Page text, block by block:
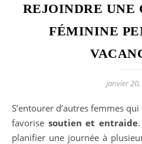
REJOINDRE UNE
FÉMININE
janvier 20,
S’entourer d’autres femmes qui partagent la même passion
favorise soutien et entraide
planifier une journée à